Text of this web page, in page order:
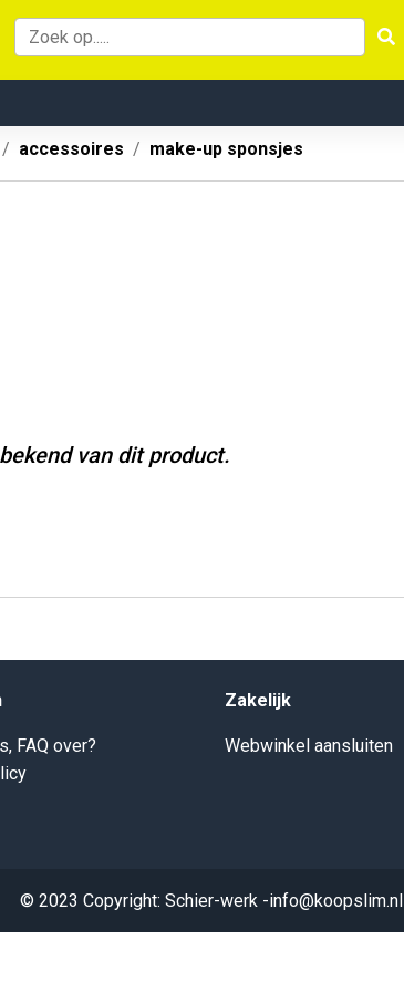
accessoires make-up sponsjes
van dit product.
FAQ over?
Zakelijk
Webwinkel aansluiten
© 2023 Copyright: Schier-werk -info@koopslim.nl